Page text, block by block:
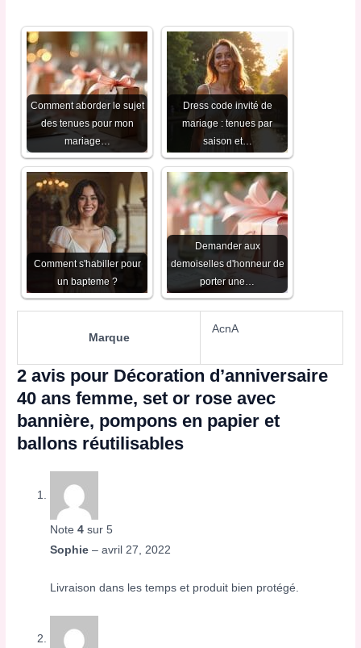
Comment aborder le sujet
des tenues pour mon
mariage…
Dress code invité de
mariage : tenues par
saison et…
Comment s'habiller pour
un bapteme​ ?
Demander aux
demoiselles d'honneur de
porter une…
Marque
AcnA
2 avis pour Décoration d’anniversaire
40 ans femme, set or rose avec
bannière, pompons en papier et
ballons réutilisables
Note4 sur 5
Sophie– avril 27, 2022
Livraison dans les temps et produit bien protégé.